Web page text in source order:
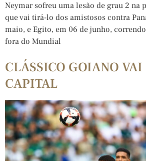
Neymar sofreu uma lesão de grau 2 na
que vai tirá-lo dos amistosos contra
maio, e Egito, em 06 de junho,
fora do Mundial
CLÁSSICO GOIANO VAI
CAPITAL